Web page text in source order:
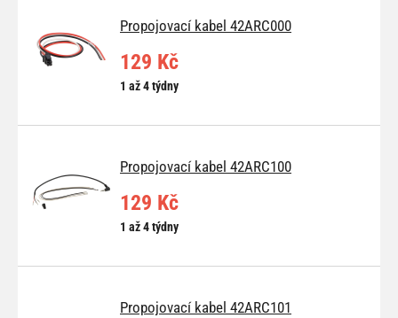
Propojovací kabel 42ARC000
129 Kč
1 až 4 týdny
Propojovací kabel 42ARC100
129 Kč
1 až 4 týdny
Propojovací kabel 42ARC101